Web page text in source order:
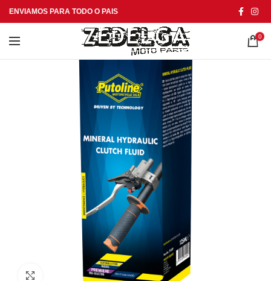
ENVIAMOS PARA TODO O PAIS
0
Click to enlarge